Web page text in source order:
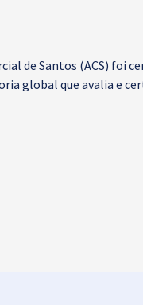
de Santos (ACS) foi
global que avalia e